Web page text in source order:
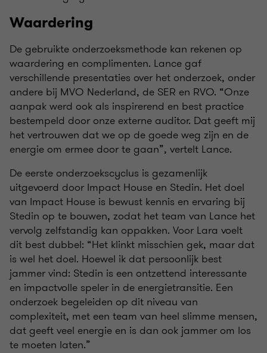
Waardering
De gebruikte onderzoeksmethode kan rekenen op
waardering en complimenten. Lance gaf
verschillende presentaties over het onderzoek, onder
andere bij MVO Nederland, de SER en RVO. “Onze
aanpak werd ook als inspirerend en best practice
bestempeld door onze externe auditor. Dat geeft mij
het vertrouwen dat we op de goede weg zijn en de
energie om ermee door te gaan”, vertelt Lance.
De eerste onderzoekscyclus is gezamenlijk
uitgevoerd door Impact House en Stedin. Het doel
van Impact House is bewust kennis en ervaring bij
Stedin op te bouwen, zodat het team van Lance het
vervolg zelfstandig kan oppakken. Voor Lara voelt
dit best dubbel: “Het klinkt misschien gek, maar dat
is wel het doel. Hoewel ik dat persoonlijk best
jammer vind: Stedin is een ontzettend interessante
en impactvolle speler in de energietransitie. Een
onderzoek begeleiden op dit niveau van
complexiteit, met een team van heel slimme mensen,
dat geeft veel energie en is dan ook jammer om los
te moeten laten.”